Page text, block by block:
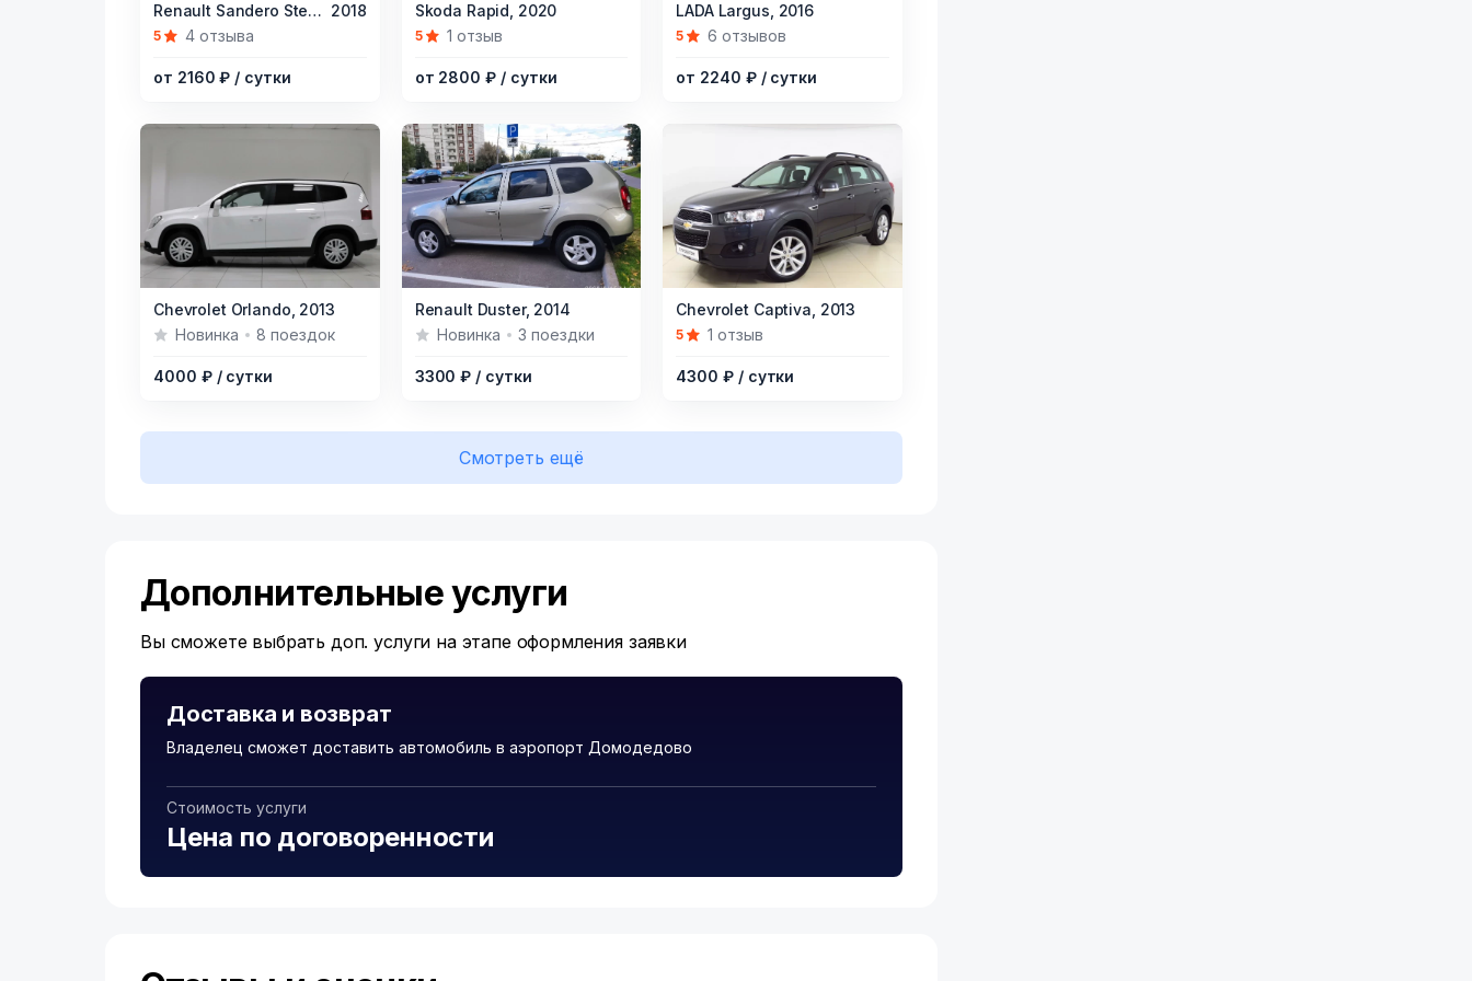
Renault Sandero Stepway, 2018
5 4 отзыва
от 2160 ₽ / сутки
Skoda Rapid, 2020
5 1 отзыв
от 2800 ₽ / сутки
LADA Largus, 2016
5 6 отзывов
от 2240 ₽ / сутки
Item
Chevrolet Orlando, 2013
Новинка
8 поездок
4000 ₽ / сутки
Item
Renault Duster, 2014
Новинка
3 поездки
3300 ₽ / сутки
Item
Chevrolet Captiva, 2013
5 1 отзыв
4300 ₽ / сутки
Смотреть ещё
Дополнительные услуги
Вы сможете выбрать доп. услуги на этапе оформления заявки
Доставка и возврат
Владелец сможет доставить автомобиль в аэропорт Домодедово
Стоимость услуги
Цена по договоренности